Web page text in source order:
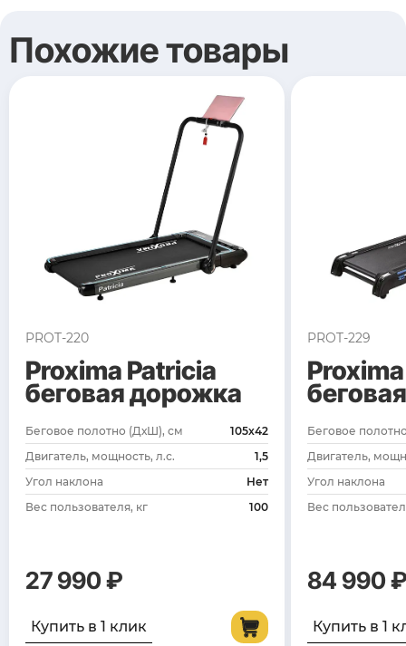
Похожие товары
PROT-220
Proxima Patricia
беговая дорожка
Беговое полотно (ДхШ), см
105х42
Двигатель, мощность, л.с.
1,5
Угол наклона
Нет
Вес пользователя, кг
100
27 990 ₽
Купить в 1 клик
PROT-229
Беговое
Двигатель,
Угол наклона
Вес
84 990
Купить в 1